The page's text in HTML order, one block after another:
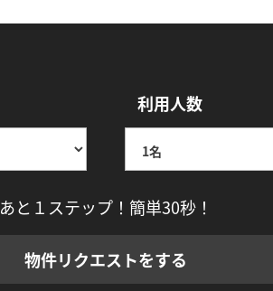
利用人数
あと１ステップ！簡単30秒！
物件リクエストをする